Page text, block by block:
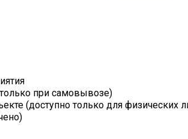
при самовывозе)
(доступно только для физических